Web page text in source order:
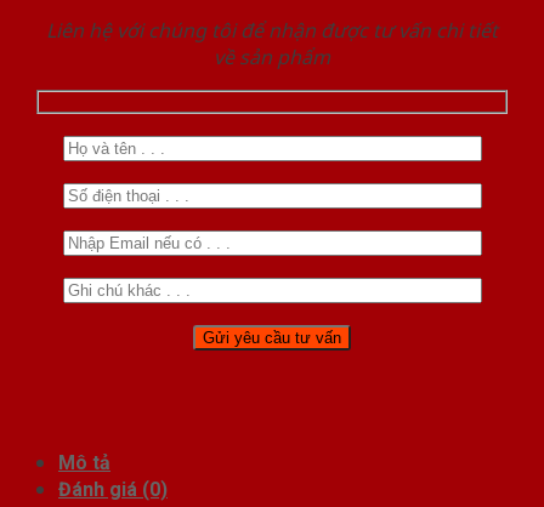
Liên hệ với chúng tôi để nhận được tư vấn chi tiết
về sản phẩm
Mô tả
Đánh giá (0)